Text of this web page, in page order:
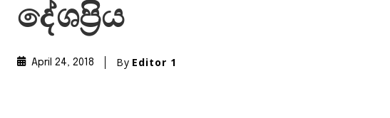
දේශප්‍රිය
April 24, 2018 By Editor 1